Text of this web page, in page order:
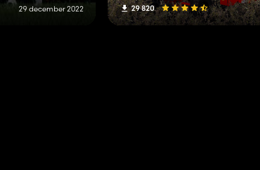
29 december 2022 29 820